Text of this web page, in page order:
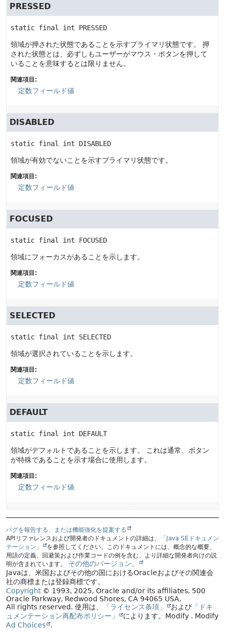
PRESSED
static final int PRESSED
領域が押された状態であることを示すプライマリ状態です。
押
された状態とは、必ずしもユーザーがマウス・ボタンを押して
いることを意味するとは限りません。
関連項目:
定数フィールド値
DISABLED
static final int DISABLED
領域が有効でないことを示すプライマリ状態です。
関連項目:
定数フィールド値
FOCUSED
static final int FOCUSED
領域にフォーカスがあることを示します。
関連項目:
定数フィールド値
SELECTED
static final int SELECTED
領域が選択されていることを示します。
関連項目:
定数フィールド値
DEFAULT
static final int DEFAULT
領域がデフォルトであることを示します。
これは通常、ボタン
が特殊であることを示す場合に使用します。
関連項目:
定数フィールド値
バグを報告する、または機能強化を提案する
APIリファレンスおよび開発者のドキュメントの詳細は、
「Java SEドキュメン
テーション」
を参照してください。このドキュメントには、概念的な概要、
用語の定義、回避策および作業コードの例を含む、より詳細な開発者向けの説
明が含まれています。
その他のバージョン。
Javaは、米国およびその他の国におけるOracleおよびその関連会
社の商標または登録商標です。
Copyright© 1993, 2025, Oracle and/or its affiliates, 500
Oracle Parkway, Redwood Shores, CA 94065 USA.
All rights reserved. 使用は、 「ライセンス条項」 および 「ドキ
ュメンテーション再配布ポリシー」
によります。 Modify . Modify
Ad Choices
.